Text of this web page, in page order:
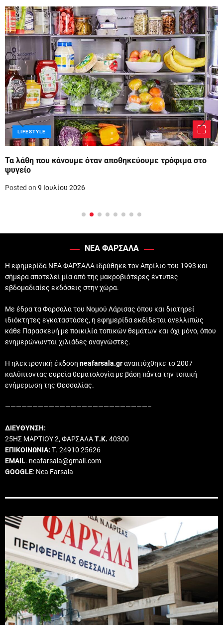
LIFESTYLE
Τα λάθη που κάνουμε όταν αποθηκεύουμε τρόφιμα στο
ψυγείο
Posted on 9 Ιουλίου 2026
ΝΕΑ ΦΑΡΣΑΛΑ
Η εφημερίδα ΝΕΑ ΦΑΡΣΑΛΑ ιδρύθηκε τον Απρίλιο του 1993 και
σήμερα αποτελεί μία από της μακροβιότερες έντυπες
εβδομαδιαίες εκδόσεις στην χώρα.
Με έδρα τα Φαρσαλα του Νομού Λάρισας όπου και διατηρεί
ιδιόκτητες εγκαταστάσες, η εφημερίδα εκδίδεται ανελλιπώς
κάθε Παρασκευή με ποικιλία τοπικών θεμάτων και όχι μόνο, όπου
ενημερώνωνται χιλιάδες αναγνώστες.
Η ηλεκτρονική έκδοση neafarsala.grαναπτύχθηκε το 2007
καλύπτοντας ευρεία θεματολογία με βάση πάντα την τοπική
ενήμερωση της Θεσσαλίας.
——————————————————————————–
ΔΙΕΥΘΥΝΣΗ:
25ΗΣ ΜΑΡΤΙΟΥ 2, ΦΑΡΣΑΛΑΤ.Κ. 40300
ΕΠΙΚΟΙΝΩΝΙΑ: Τ. 24910 25626
EMAIL. neafarsala@gmail.com
GOOGLE: Nea Farsala